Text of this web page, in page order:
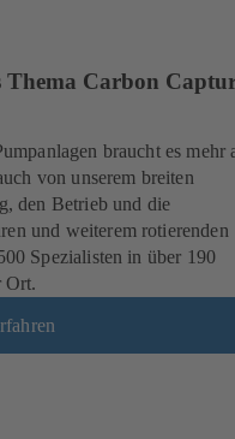
Thema Carbon
braucht es mehr
von unserem breiten
den Betrieb und die
und weiterem rotierenden
Spezialisten in über 190
Ort.